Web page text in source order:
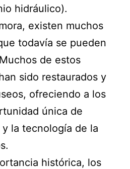
hidráulico).
existen muchos
todavía se pueden
de estos
sido restaurados y
ofreciendo a los
única de
la tecnología de la
histórica, los